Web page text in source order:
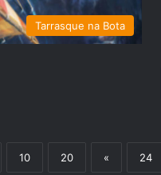
Tarrasque na Bota
10 20 « 24